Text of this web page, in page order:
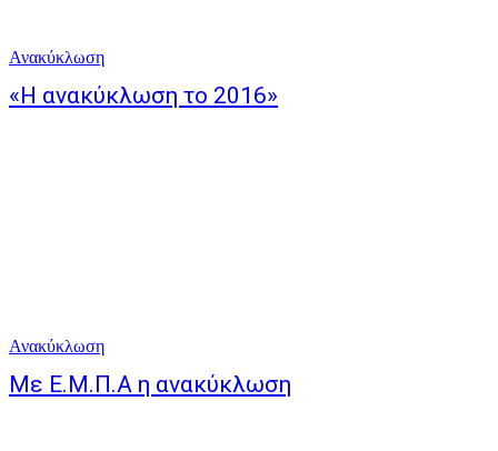
Ανακύκλωση
«Η ανακύκλωση το 2016»
Ανακύκλωση
Με Ε.Μ.Π.Α η ανακύκλωση